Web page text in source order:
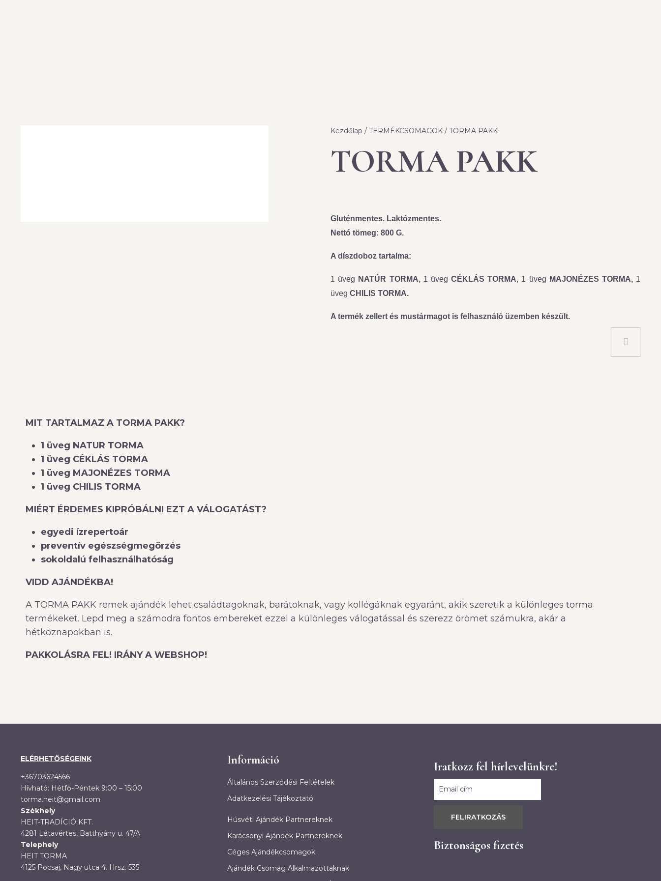
Kezdőlap / TERMÉKCSOMAGOK / TORMA PAKK
TORMA PAKK
Gluténmentes. Laktózmentes.
Nettó tömeg: 800 G.
A díszdoboz tartalma:
1 üveg NATÚR TORMA,1 üvegCÉKLÁS TORMA, 1 üveg MAJONÉZES TORMA, 1
üveg CHILIS TORMA.
A termék zellert és mustármagot is felhasználó üzemben készült.
MIT TARTALMAZ A TORMA PAKK?
1 üveg NATUR TORMA
1 üveg CÉKLÁS TORMA
1 üveg MAJONÉZES TORMA
1 üveg CHILIS TORMA
MIÉRT ÉRDEMES KIPRÓBÁLNI EZT A VÁLOGATÁST?
egyedi ízrepertoár
preventív egészségmegörzés
sokoldalú felhasználhatóság
VIDD AJÁNDÉKBA!
A TORMA PAKK remek ajándék lehet családtagoknak, barátoknak, vagy kollégáknak egyaránt, akik szeretik a különleges torma
termékeket. Lepd meg a számodra fontos embereket ezzel a különleges válogatással és szerezz örömet számukra, akár a
hétköznapokban is.
PAKKOLÁSRA FEL! IRÁNY A WEBSHOP!
ELÉRHETŐSÉGEINK
+36703624566
Hívható: Hétfő-Péntek 9:00 – 15:00
torma.heit@gmail.com
Székhely
HEIT-TRADÍCIÓ KFT.
4281 Létavértes, Batthyány u. 47/A
Telephely
HEIT TORMA
4125 Pocsaj, Nagy utca 4. Hrsz. 535
Információ
Általános Szerződési Feltételek
Adatkezelési Tájékoztató
Húsvéti Ajándék Partnereknek
Karácsonyi Ajándék Partnereknek
Céges Ajándékcsomagok
Ajándék Csomag Alkalmazottaknak
Iratkozz fel hírlevelünkre!
FELIRATKOZÁS
Biztonságos fizetés